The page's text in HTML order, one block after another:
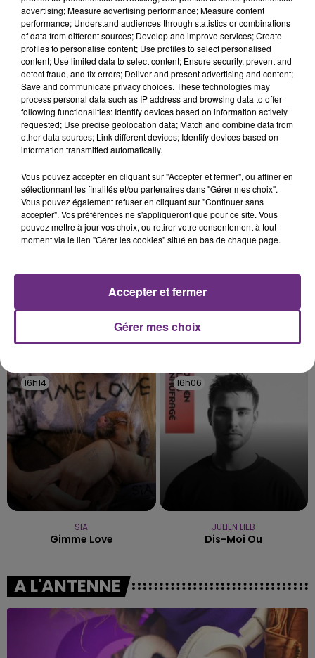
LE MAGASIN JOUÉCLUB DE REIMS FERME
SES PORTES
C'était l'une des institutions du centre-ville
rémois. Le magasin JouéClub est contraint de
fermer ses portes.
TITRES DIFFUSÉS
16h20
16h20 16h16
16h16
16h14
16h14
SIA
Gimme Love
16h06
16h06
JULIEN LIEB
Dis-Moi Ou
A L'ANTENNE
advertising; Measure advertising performance; Measure content
performance; Understand audiences through statistics or combinations
of data from different sources; Develop and improve services; Create
profiles to personalise content; Use profiles to select personalised
content; Use limited data to select content; Ensure security, prevent and
detect fraud, and fix errors; Deliver and present advertising and content;
Save and communicate privacy choices. These technologies may
process personal data such as IP address and browsing data to offer
following functionalities: Identify devices based on information actively
requested; Use precise geolocation data; Match and combine data from
other data sources; Link different devices; Identify devices based on
information transmitted automatically.
Vous pouvez accepter en cliquant sur "Accepter et fermer", ou affiner en
sélectionnant les finalités et/ou partenaires dans "Gérer mes choix".
Vous pouvez également refuser en cliquant sur "Continuer sans
accepter". Vos préférences ne s'appliqueront que pour ce site. Vous
pouvez mettre à jour vos choix, ou retirer votre consentement à tout
moment via le lien "Gérer les cookies" situé en bas de chaque page.
Gérer mes choix
Accepter et fermer